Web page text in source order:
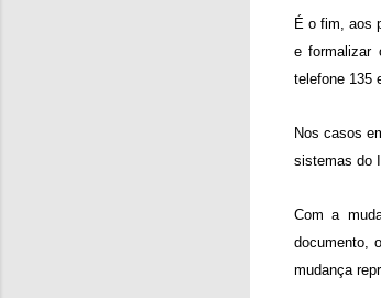
É o fim, aos
e formalizar
telefone 135
Nos casos
sistemas do
Com a
documento,
mudança